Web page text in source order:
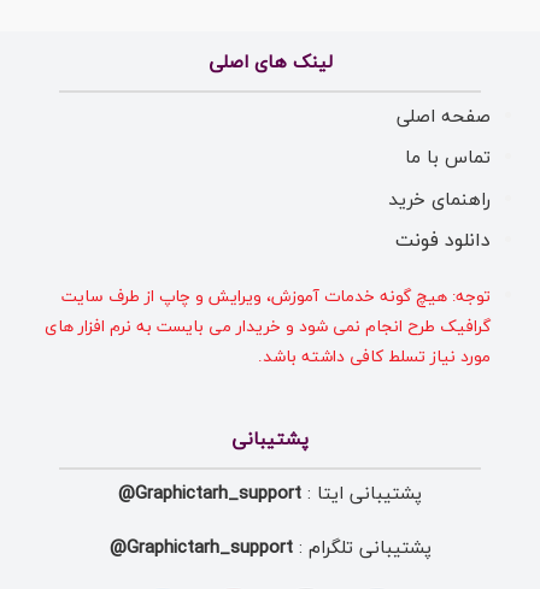
لینک های اصلی
صفحه اصلی
تماس با ما
راهنمای خرید
دانلود فونت
توجه: هیچ گونه خدمات آموزش، ویرایش و چاپ از طرف سایت
گرافیک طرح انجام نمی شود و خریدار می بایست به نرم افزار های
مورد نیاز تسلط کافی داشته باشد.
پشتیبانی
پشتیبانی ایتا : Graphictarh_support@
پشتیبانی تلگرام :Graphictarh_support@